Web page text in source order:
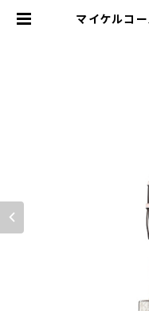
マイケルコ
HMLT ホ